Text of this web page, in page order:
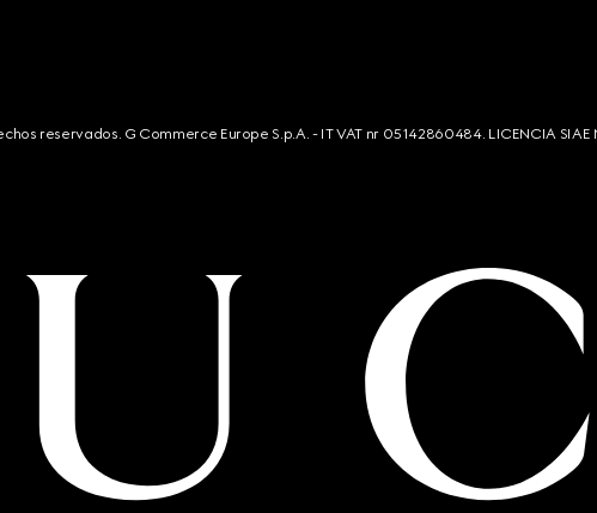
reservados. G Commerce Europe S.p.A. - IT VAT nr 05142860484. LICENCIA